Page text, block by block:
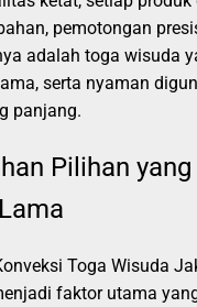
pemotongan
adalah toga wisuda
serta nyaman
panjang.
Pilihan
Toga Wisuda
faktor utama